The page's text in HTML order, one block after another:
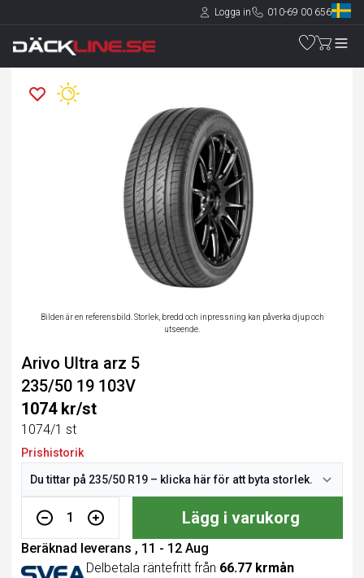
Logga in 010-69 00 656
Bilden är en referensbild. Storlek, bredd och inpressning kan påverka djup och
utseende.
Arivo Ultra arz 5
235/50 19 103V
1074 kr/st
1074/1 st
Prishistorik
1 Lägg i varukorg
Beräknad leverans , 11 - 12 Aug
Delbetala räntefritt från 66.77 krmån